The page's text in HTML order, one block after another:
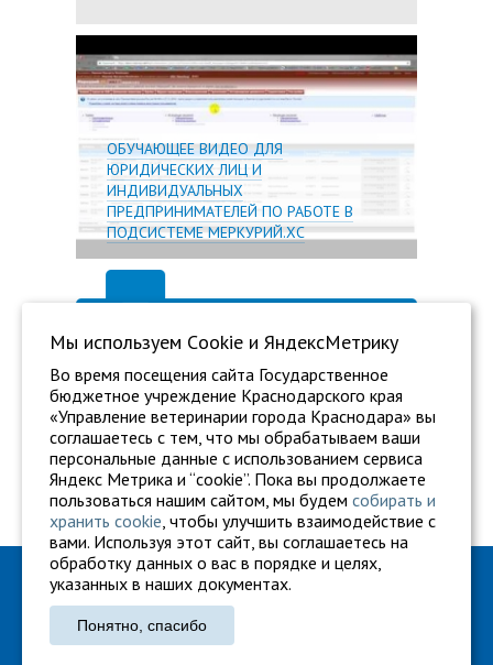
ОБУЧАЮЩЕЕ ВИДЕО ДЛЯ
ЮРИДИЧЕСКИХ ЛИЦ И
ИНДИВИДУАЛЬНЫХ
ПРЕДПРИНИМАТЕЛЕЙ ПО РАБОТЕ В
ПОДСИСТЕМЕ МЕРКУРИЙ.ХС
ГБУ "Ветуправление города Краснодара"
Адрес: г. Краснодар, ул. Карасунская, 110
Тел.: +7 861 260-27-94
Мы используем Сookie и ЯндексМетрику
Во время посещения сайта Государственное
бюджетное учреждение Краснодарского края
«Управление ветеринарии города Краснодара» вы
соглашаетесь с тем, что мы обрабатываем ваши
персональные данные с использованием сервиса
Яндекс Метрика и “cookie”. Пока вы продолжаете
пользоваться нашим сайтом, мы будем собирать и
хранить cookie, чтобы улучшить взаимодействие с
вами. Используя этот сайт, вы соглашаетесь на
обработку данных о вас в порядке и целях,
указанных в наших документах.
Понятно, спасибо